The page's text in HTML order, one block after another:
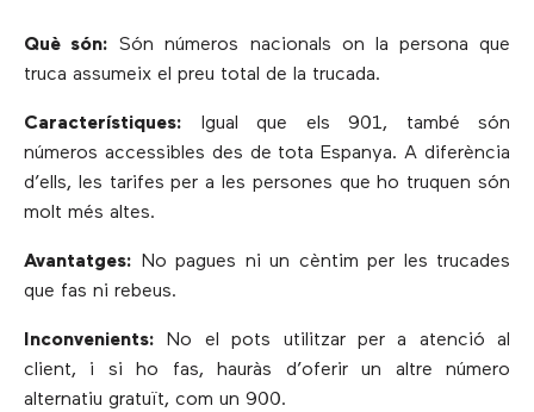
Què són: Són números nacionals on la persona que
truca assumeix el preu total de la trucada.
Característiques: Igual que els 901, també són
números accessibles des de tota Espanya. A diferència
d’ells, les tarifes per a les persones que ho truquen són
molt més altes.
Avantatges: No pagues ni un cèntim per les trucades
que fas ni rebeus.
Inconvenients: No el pots utilitzar per a atenció al
client, i si ho fas, hauràs d’oferir un altre número
alternatiu gratuït, com un 900.